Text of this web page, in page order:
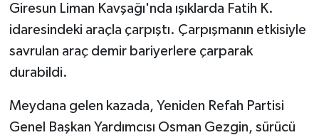
Giresun Liman Kavşağı'nda ışıklarda Fatih K.
idaresindeki araçla çarpıştı. Çarpışmanın etkisiyle
savrulan araç demir bariyerlere çarparak
durabildi.
Meydana gelen kazada, Yeniden Refah Partisi
Genel Başkan Yardımcısı Osman Gezgin, sürücü